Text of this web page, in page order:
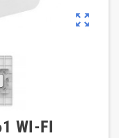
zoom_out_map
WI-FI